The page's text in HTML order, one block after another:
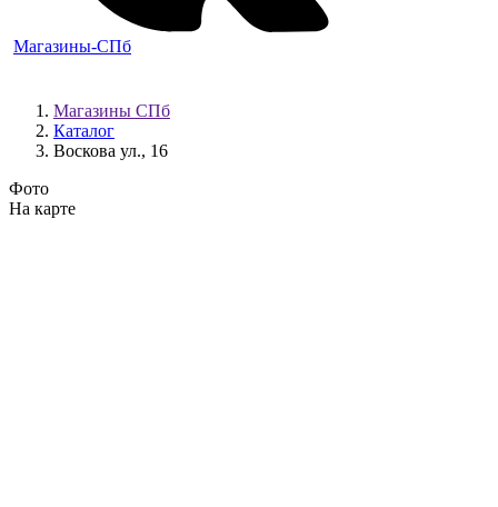
Магазины-СПб
Магазины СПб
Каталог
Воскова ул., 16
Фото
На карте